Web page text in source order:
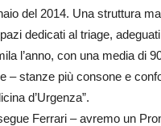
del 2014. Una struttura
dedicati al triage,
l’anno, con una media di
– stanze più consone e
d’Urgenza”.
Ferrari – avremo un